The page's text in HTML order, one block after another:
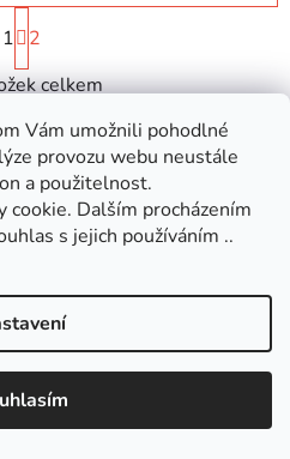
Vám umožnili pohodlné
provozu webu neustále
a použitelnost.
cookie. Dalším procházením
s jejich používáním ..
1500 Kč. V nákupním košíku
O
v
l
á
d
a
c
í
r
v
k
y
v
ý
S
t
r
á
k
o
v
á
n
í
1
2
celkem